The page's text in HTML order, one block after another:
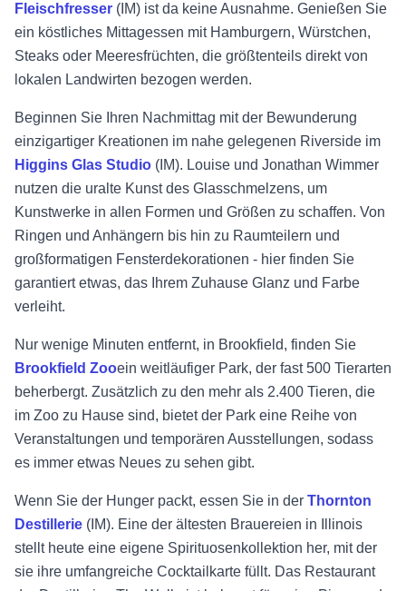
Fleischfresser (IM) ist da keine Ausnahme. Genießen Sie
ein köstliches Mittagessen mit Hamburgern, Würstchen,
Steaks oder Meeresfrüchten, die größtenteils direkt von
lokalen Landwirten bezogen werden.
Beginnen Sie Ihren Nachmittag mit der Bewunderung
einzigartiger Kreationen im nahe gelegenen Riverside im
Higgins Glas Studio (IM). Louise und Jonathan Wimmer
nutzen die uralte Kunst des Glasschmelzens, um
Kunstwerke in allen Formen und Größen zu schaffen. Von
Ringen und Anhängern bis hin zu Raumteilern und
großformatigen Fensterdekorationen - hier finden Sie
garantiert etwas, das Ihrem Zuhause Glanz und Farbe
verleiht.
Nur wenige Minuten entfernt, in Brookfield, finden Sie
Brookfield Zooein weitläufiger Park, der fast 500 Tierarten
beherbergt. Zusätzlich zu den mehr als 2.400 Tieren, die
im Zoo zu Hause sind, bietet der Park eine Reihe von
Veranstaltungen und temporären Ausstellungen, sodass
es immer etwas Neues zu sehen gibt.
Wenn Sie der Hunger packt, essen Sie in der Thornton
Destillerie (IM). Eine der ältesten Brauereien in Illinois
stellt heute eine eigene Spirituosenkollektion her, mit der
sie ihre umfangreiche Cocktailkarte füllt. Das Restaurant